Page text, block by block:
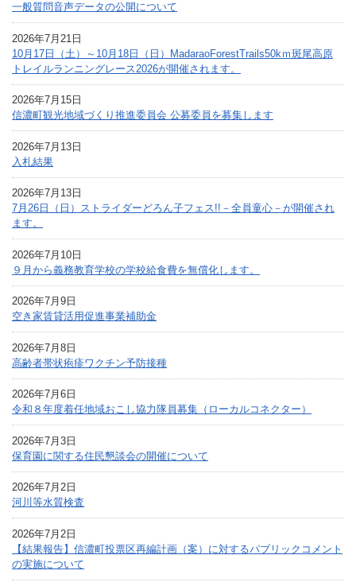
一般質問音声データの公開について
2026年7月21日
10月17日（土）～10月18日（日）MadaraoForestTrails50kｍ斑尾高原
トレイルランニングレース2026が開催されます。
2026年7月15日
信濃町観光地域づくり推進委員会 公募委員を募集します
2026年7月13日
入札結果
2026年7月13日
7月26日（日）ストライダーどろん子フェス!!－全員童心－が開催され
ます。
2026年7月10日
９月から義務教育学校の学校給食費を無償化します。
2026年7月9日
空き家賃貸活用促進事業補助金
2026年7月8日
高齢者帯状疱疹ワクチン予防接種
2026年7月6日
令和８年度着任地域おこし協力隊員募集（ローカルコネクター）
2026年7月3日
保育園に関する住民懇談会の開催について
2026年7月2日
河川等水質検査
2026年7月2日
【結果報告】信濃町投票区再編計画（案）に対するパブリックコメント
の実施について